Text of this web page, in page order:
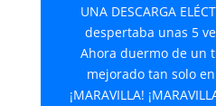
UNA DESCARGA
despertaba unas 5
Ahora duermo de un
mejorado tan solo
¡MARAVILLA!